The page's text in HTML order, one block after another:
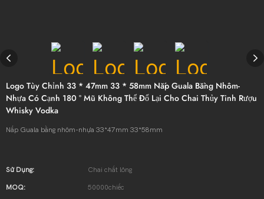
Logo Tùy Chỉnh 33 * 47mm 33 * 58mm Nắp Guala Bằng Nhôm-
Nhựa Có Cạnh 180 ° Mũ Không Thể Đổ Lại Cho Chai Thủy Tinh Rượu
Whisky Vodka
Nắp Guala bằng nhôm-nhựa 33*47mm 33*58mm
Sử Dụng: Chai chất lỏng
MOQ: 50000chiếc